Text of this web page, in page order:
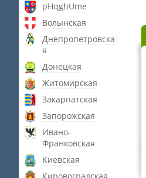
pHqghUme
Волынская
Днепропетровска
я
Донецкая
Житомирская
Закарпатская
Запорожская
Ивано-
Франковская
Киевская